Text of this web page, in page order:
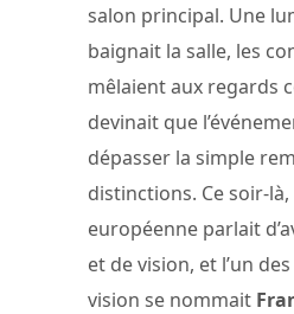
salon principal. Une
baignait la salle, les
mêlaient aux regards
devinait que
dépasser la simple
distinctions. Ce soir-
européenne parlait
et de vision, et l’un
vision se nommait